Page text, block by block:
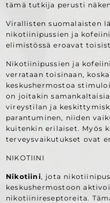
tämä tutkija perusti
Virallisten suomalaisten
nikotiinipussien ja
elimistössä eroavat
Nikotiinipussien ja
verrataan toisinaan,
keskushermostoa
on joitakin
vireystilan ja
parantuminen, niiden
kuitenkin erilaiset. Myös
terveysvaikutukset ovat
NIKOTIINI
Nikotiini, jota
keskushermostoon
nikotiinireseptoreita.